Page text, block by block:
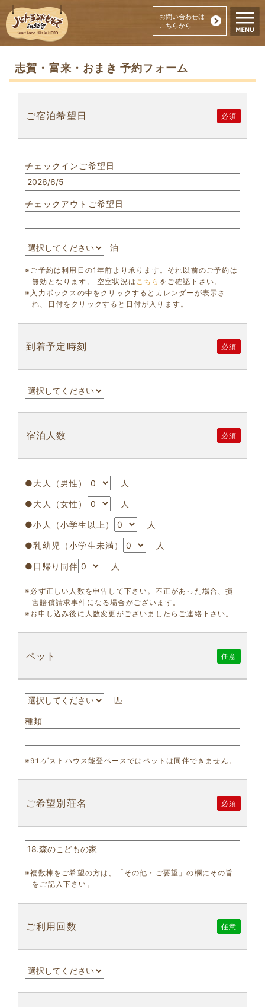
お問い合わせは
こちらから
志賀・富来・おまき 予約フォーム
ご宿泊希望日 必須
チェックインご希望日
チェックアウトご希望日
泊
※ご予約は利用日の1年前より承ります。それ以前のご予約は
無効となります。 空室状況は こちら をご確認下さい。
※入力ボックスの中をクリックするとカレンダーが表示さ
れ、日付をクリックすると日付が入ります。
到着予定時刻 必須
宿泊人数 必須
●大人（男性） 人
●大人（女性） 人
●小人（小学生以上） 人
●乳幼児（小学生未満） 人
●日帰り同伴 人
※必ず正しい人数を申告して下さい。不正があった場合、損
害賠償請求事件になる場合がございます。
※お申し込み後に人数変更がございましたらご連絡下さい。
ペット 任意
匹
種類
※91.ゲストハウス能登ベースではペットは同伴できません。
ご希望別荘名 必須
※複数棟をご希望の方は、「その他・ご要望」の欄にその旨
をご記入下さい。
ご利用回数 任意